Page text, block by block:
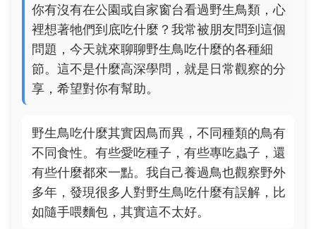
你有沒有在公園或自家窗台看過野生鳥類，心
裡想著牠們到底吃什麼？我常被朋友問到這個
問題，今天就來聊聊野生鳥吃什麼的各種細
節。這不是什麼高深學問，就是日常觀察的分
享，希望對你有幫助。
野生鳥吃什麼其實因鳥而異，不同種類的鳥有
不同食性。有些愛吃種子，有些專吃蟲子，還
有些什麼都來一點。我自己養過鳥也觀察野外
多年，發現很多人對野生鳥吃什麼有誤解，比
如隨手喂麵包，其實這不太好。